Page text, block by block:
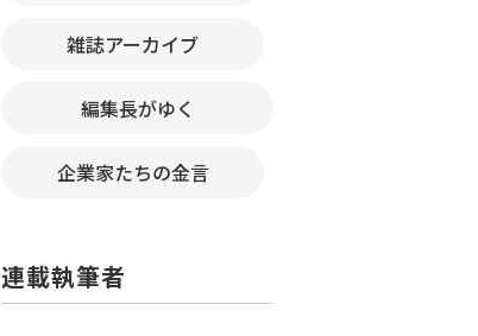
雑誌アーカイブ
編集長がゆく
企業家たちの金言
連載執筆者